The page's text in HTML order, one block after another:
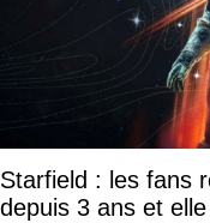
Starfield : les fans
depuis 3 ans et